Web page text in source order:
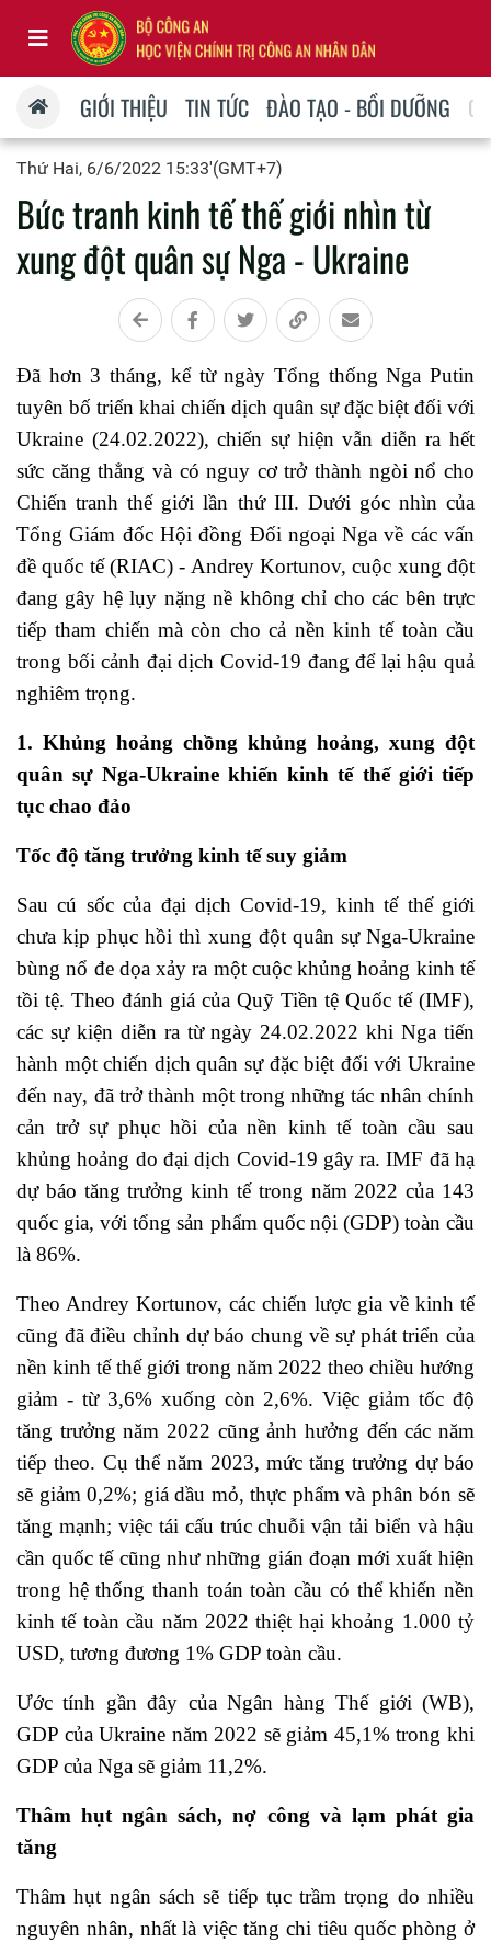
GIỚI THIỆU TIN TỨC ĐÀO TẠO - BỒI DƯỠNG
Thứ Hai, 6/6/2022 15:33'(GMT+7)
Bức tranh kinh tế thế giới nhìn từ
xung đột quân sự Nga - Ukraine
Đã hơn 3 tháng, kể từ ngày Tổng thống Nga Putin
tuyên bố triển khai chiến dịch quân sự đặc biệt đối với
Ukraine (24.02.2022), chiến sự hiện vẫn diễn ra hết
sức căng thẳng và có nguy cơ trở thành ngòi nổ cho
Chiến tranh thế giới lần thứ III. Dưới góc nhìn của
Tổng Giám đốc Hội đồng Đối ngoại Nga về các vấn
đề quốc tế (RIAC) - Andrey Kortunov, cuộc xung đột
đang gây hệ lụy nặng nề không chỉ cho các bên trực
tiếp tham chiến mà còn cho cả nền kinh tế toàn cầu
trong bối cảnh đại dịch Covid-19 đang để lại hậu quả
nghiêm trọng.
1. Khủng hoảng chồng khủng hoảng, xung đột
quân sự Nga-Ukraine khiến kinh tế thế giới tiếp
tục chao đảo
Tốc độ tăng trưởng kinh tế suy giảm
Sau cú sốc của đại dịch Covid-19, kinh tế thế giới
chưa kịp phục hồi thì xung đột quân sự Nga-Ukraine
bùng nổ đe dọa xảy ra một cuộc khủng hoảng kinh tế
tồi tệ. Theo đánh giá của Quỹ Tiền tệ Quốc tế (IMF),
các sự kiện diễn ra từ ngày 24.02.2022 khi Nga tiến
hành một chiến dịch quân sự đặc biệt đối với Ukraine
đến nay, đã trở thành một trong những tác nhân chính
cản trở sự phục hồi của nền kinh tế toàn cầu sau
khủng hoảng do đại dịch Covid-19 gây ra. IMF đã hạ
dự báo tăng trưởng kinh tế trong năm 2022 của 143
quốc gia, với tổng sản phẩm quốc nội (GDP) toàn cầu
là 86%.
Theo Andrey Kortunov, các chiến lược gia về kinh tế
cũng đã điều chỉnh dự báo chung về sự phát triển của
nền kinh tế thế giới trong năm 2022 theo chiều hướng
giảm - từ 3,6% xuống còn 2,6%. Việc giảm tốc độ
tăng trưởng năm 2022 cũng ảnh hưởng đến các năm
tiếp theo. Cụ thể năm 2023, mức tăng trưởng dự báo
sẽ giảm 0,2%; giá dầu mỏ, thực phẩm và phân bón sẽ
tăng mạnh; việc tái cấu trúc chuỗi vận tải biển và hậu
cần quốc tế cũng như những gián đoạn mới xuất hiện
trong hệ thống thanh toán toàn cầu có thể khiến nền
kinh tế toàn cầu năm 2022 thiệt hại khoảng 1.000 tỷ
USD, tương đương 1% GDP toàn cầu.
Ước tính gần đây của Ngân hàng Thế giới (WB),
GDP của Ukraine năm 2022 sẽ giảm 45,1% trong khi
GDP của Nga sẽ giảm 11,2%.
Thâm hụt ngân sách, nợ công và lạm phát gia
tăng
Thâm hụt ngân sách sẽ tiếp tục trầm trọng do nhiều
nguyên nhân, nhất là việc tăng chi tiêu quốc phòng ở